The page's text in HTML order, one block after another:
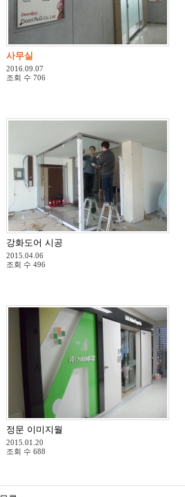
사무실
2016.09.07
조회 수 706
강화도어 시공
2015.04.06
조회 수 496
정문 이미지월
2015.01.20
조회 수 688